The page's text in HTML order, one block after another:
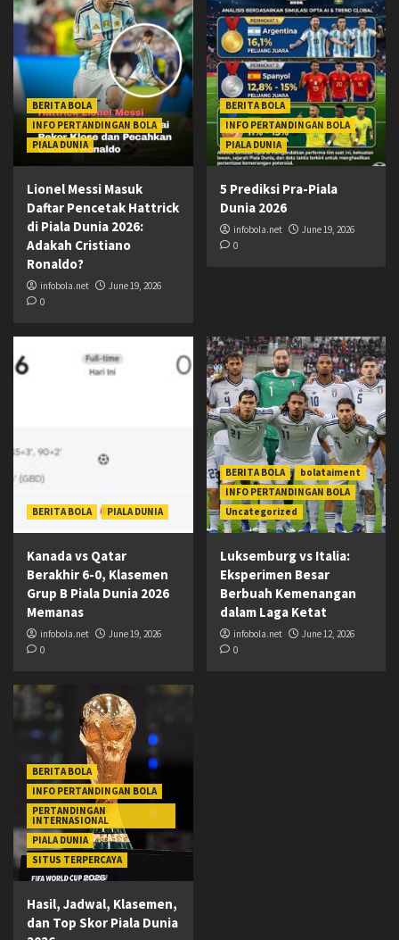
BERITA BOLA
INFO PERTANDINGAN BOLA
PIALA DUNIA
Lionel Messi Masuk
Daftar Pencetak Hattrick
di Piala Dunia 2026:
Adakah Cristiano
Ronaldo?
infobola.net
June 19, 2026
0
BERITA BOLA
INFO PERTANDINGAN BOLA
PIALA DUNIA
5 Prediksi Pra-Piala
Dunia 2026
infobola.net
June 19, 2026
0
BERITA BOLA PIALA DUNIA
Kanada vs Qatar
Berakhir 6-0, Klasemen
Grup B Piala Dunia 2026
Memanas
infobola.net
June 19, 2026
0
BERITA BOLA
bolataiment
INFO PERTANDINGAN BOLA
Uncategorized
Luksemburg vs Italia:
Eksperimen Besar
Berbuah Kemenangan
dalam Laga Ketat
infobola.net
June 12, 2026
0
BERITA BOLA
INFO PERTANDINGAN BOLA
PERTANDINGAN
INTERNASIONAL
PIALA DUNIA
SITUS TERPERCAYA
Hasil, Jadwal, Klasemen,
dan Top Skor Piala Dunia